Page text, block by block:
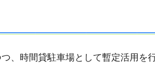
、時間貸駐車場として暫定活用を